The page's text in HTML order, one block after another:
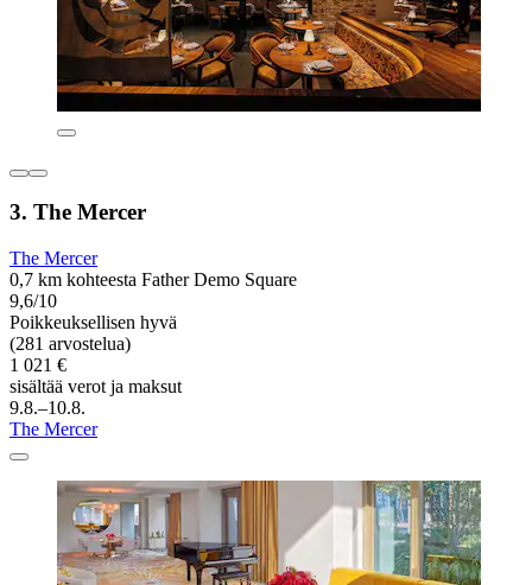
3. The Mercer
The Mercer
0,7 km kohteesta Father Demo Square
9,6/10
Poikkeuksellisen hyvä
(281 arvostelua)
1 021 €
sisältää verot ja maksut
9.8.–10.8.
The Mercer